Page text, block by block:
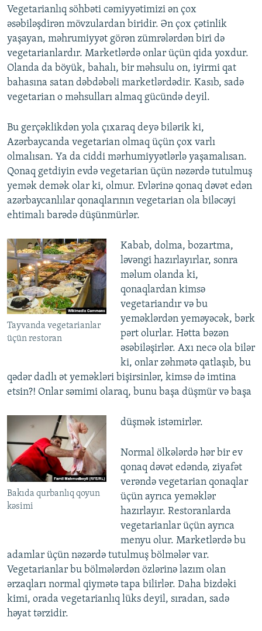
Vegetarianlıq söhbəti cəmiyyətimizi ən çox
əsəbiləşdirən mövzulardan biridir. Ən çox çətinlik
yaşayan, məhrumiyyət görən zümrələrdən biri də
vegetarianlardır. Marketlərdə onlar üçün qida yoxdur.
Olanda da böyük, bahalı, bir məhsulu on, iyirmi qat
bahasına satan dəbdəbəli marketlərdədir. Kasıb, sadə
vegetarian o məhsulları almaq gücündə deyil.
Bu gerçəklikdən yola çıxaraq deyə bilərik ki,
Azərbaycanda vegetarian olmaq üçün çox varlı
olmalısan. Ya da ciddi mərhumiyyətlərlə yaşamalısan.
Qonaq getdiyin evdə vegetarian üçün nəzərdə tutulmuş
yemək demək olar ki, olmur. Evlərinə qonaq dəvət edən
azərbaycanlılar qonaqlarının vegetarian ola biləcəyi
ehtimalı barədə düşünmürlər.
Tayvanda vegetarianlar
üçün restoran
Kabab, dolma, bozartma,
ləvəngi hazırlayırlar, sonra
məlum olanda ki,
qonaqlardan kimsə
vegetariandır və bu
yeməklərdən yeməyəcək, bərk
pərt olurlar. Hətta bəzən
əsəbiləşirlər. Axı necə ola bilər
ki, onlar zəhmətə qatlaşıb, bu
qədər dadlı ət yeməkləri bişirsinlər, kimsə də imtina
etsin?! Onlar səmimi olaraq, bunu başa düşmür və başa
Bakıda qurbanlıq qoyun
kəsimi
düşmək istəmirlər.
Normal ölkələrdə hər bir ev
qonaq dəvət edəndə, ziyafət
verəndə vegetarian qonaqlar
üçün ayrıca yeməklər
hazırlayır. Restoranlarda
vegetarianlar üçün ayrıca
menyu olur. Marketlərdə bu
adamlar üçün nəzərdə tutulmuş bölmələr var.
Vegetarianlar bu bölmələrdən özlərinə lazım olan
ərzaqları normal qiymətə tapa bilirlər. Daha bizdəki
kimi, orada vegetarianlıq lüks deyil, sıradan, sadə
həyat tərzidir.